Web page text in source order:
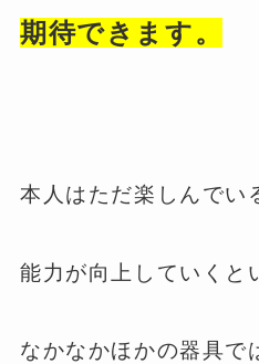
期待できます。
本人はただ楽しんでい
能力が向上していくと
なかなかほかの器具で